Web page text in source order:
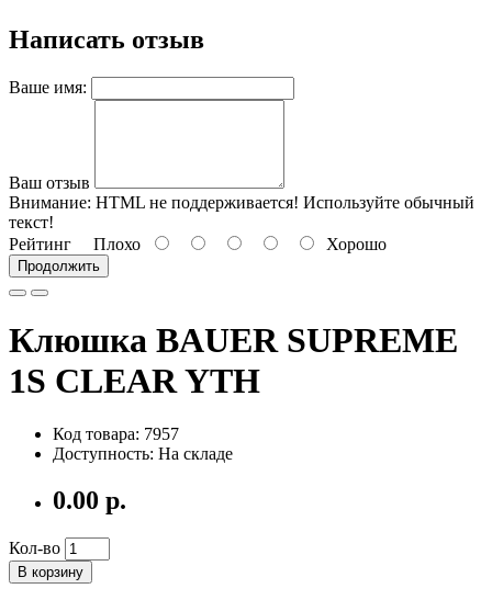
Написать отзыв
Ваше имя:
Ваш отзыв
Внимание: HTML не поддерживается! Используйте обычный
текст!
Рейтинг Плохо Хорошо
Продолжить
Клюшка BAUER SUPREME
1S CLEAR YTH
Код товара: 7957
Доступность: На складе
0.00 р.
Кол-во
В корзину